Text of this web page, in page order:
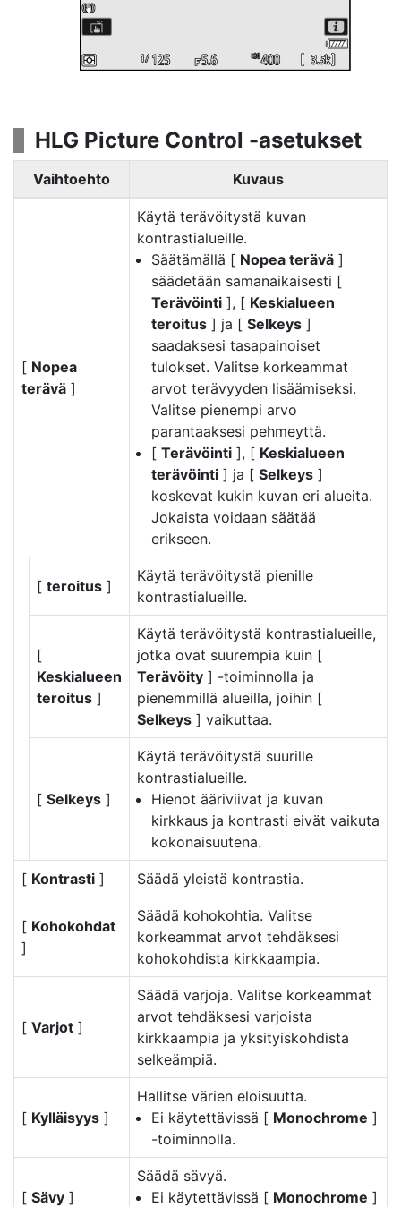
HLG Picture Control -asetukset
Vaihtoehto Kuvaus
[ Nopea
terävä ]
Käytä terävöitystä kuvan
kontrastialueille.
Säätämällä [ Nopea terävä ]
säädetään samanaikaisesti [
Terävöinti ], [ Keskialueen
teroitus ] ja [ Selkeys ]
saadaksesi tasapainoiset
tulokset. Valitse korkeammat
arvot terävyyden lisäämiseksi.
Valitse pienempi arvo
parantaaksesi pehmeyttä.
[ Terävöinti ], [ Keskialueen
terävöinti ] ja [ Selkeys ]
koskevat kukin kuvan eri alueita.
Jokaista voidaan säätää
erikseen.
[ teroitus ]
Käytä terävöitystä pienille
kontrastialueille.
[
Keskialueen
teroitus ]
Käytä terävöitystä kontrastialueille,
jotka ovat suurempia kuin [
Terävöity ] -toiminnolla ja
pienemmillä alueilla, joihin [
Selkeys ] vaikuttaa.
[ Selkeys ]
Käytä terävöitystä suurille
kontrastialueille.
Hienot ääriviivat ja kuvan
kirkkaus ja kontrasti eivät vaikuta
kokonaisuutena.
[ Kontrasti ] Säädä yleistä kontrastia.
[ Kohokohdat
]
Säädä kohokohtia. Valitse
korkeammat arvot tehdäksesi
kohokohdista kirkkaampia.
[ Varjot ]
Säädä varjoja. Valitse korkeammat
arvot tehdäksesi varjoista
kirkkaampia ja yksityiskohdista
selkeämpiä.
[ Kylläisyys ]
Hallitse värien eloisuutta.
Ei käytettävissä [ Monochrome ]
-toiminnolla.
[ Sävy ]
Säädä sävyä.
Ei käytettävissä [ Monochrome ]